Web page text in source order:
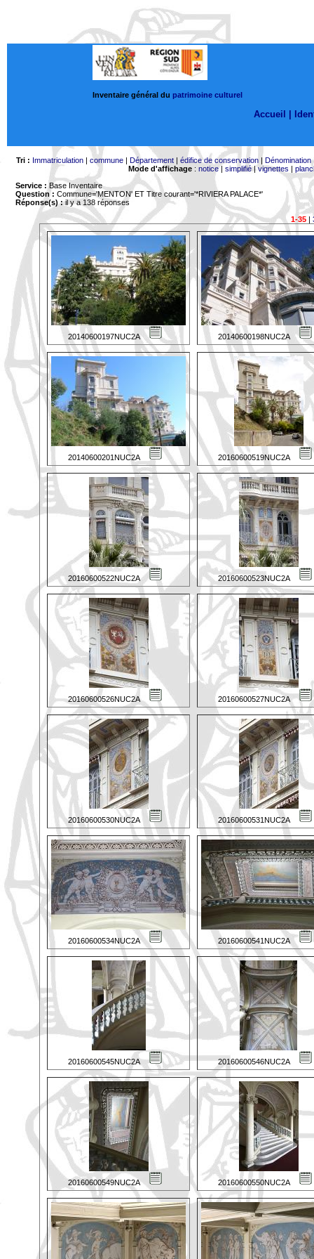
Inventaire général du patrimoine culturel
Accueil |
Tri : Immatriculation| commune| Département| édifice de conservation| Dénomination
Mode d'affichage: notice| simplifié|vignettes |
Service : Base Inventaire
Question : Commune='MENTON' ET Titre courant='*RIVIERA PALACE*'
Réponse(s) :il y a 138 réponses
1-35|
20140600197NUC2A 20140600198NUC2A
20140600201NUC2A 20160600519NUC2A
20160600522NUC2A 20160600523NUC2A
20160600526NUC2A 20160600527NUC2A
20160600530NUC2A 20160600531NUC2A
20160600534NUC2A 20160600541NUC2A
20160600545NUC2A 20160600546NUC2A
20160600549NUC2A 20160600550NUC2A